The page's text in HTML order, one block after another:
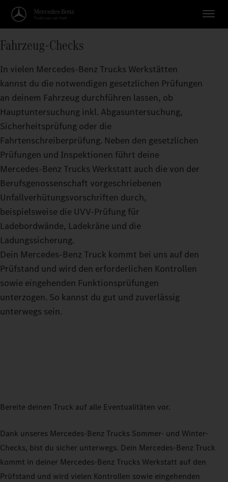
Fahrzeug-Checks
In vielen Mercedes‑Benz Trucks Werkstätten
kannst du die notwendigen gesetzlichen Prüfungen
an deinem Fahrzeug durchführen lassen, ob
Hauptuntersuchung inkl. Abgasuntersuchung,
Sicherheitsprüfung oder die
Fahrtenschreiberprüfung. Neben den gesetzlichen
Prüfungen und Inspektionen führt deine
Mercedes‑Benz Trucks Werkstatt auch die von der
Berufsgenossenschaft vorgeschriebenen
Unfallverhütungsvorschriften durch,
beispielsweise die UVV-Prüfung für
Ladebordwände, Ladekräne und die
Ladungssicherung.
Dein Mercedes‑Benz Truck kommt bei uns auf den
Prüfstand und wird den erforderlichen Kontrollen
sowie eingehenden Funktionsprüfungen
unterzogen. So kannst du gut und zuverlässig
unterwegs sein.
Bereite deinen Truck auf alle Eventualitäten vor.
Dank unseres Mercedes-Benz Trucks Sommer- und Winter-
Checks, bist du sicher unterwegs. Dein Mercedes‑Benz Truck
kommt in deiner Mercedes‑Benz Trucks Werkstatt auf den
Prüfstand und wird vielen Kontrollen sowie eingehenden